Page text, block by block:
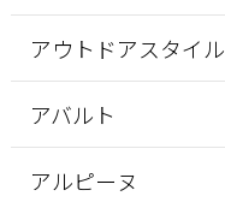
アウトドアスタイル
アバルト
アルピーヌ